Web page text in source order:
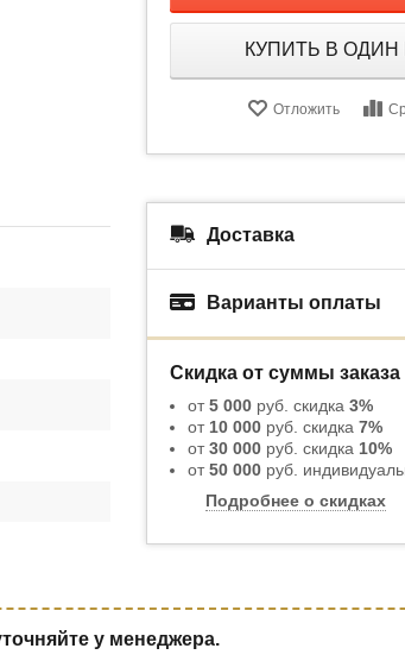
КУПИТЬ В ОДИН
Отложить
Доставка
Варианты оплаты
Скидка от суммы заказа
от5 000 руб. скидка 3%
от 10 000 руб. скидка 7%
от30 000 руб. скидка 10%
от50 000 руб.
Подробнее о скидках
у менеджера.